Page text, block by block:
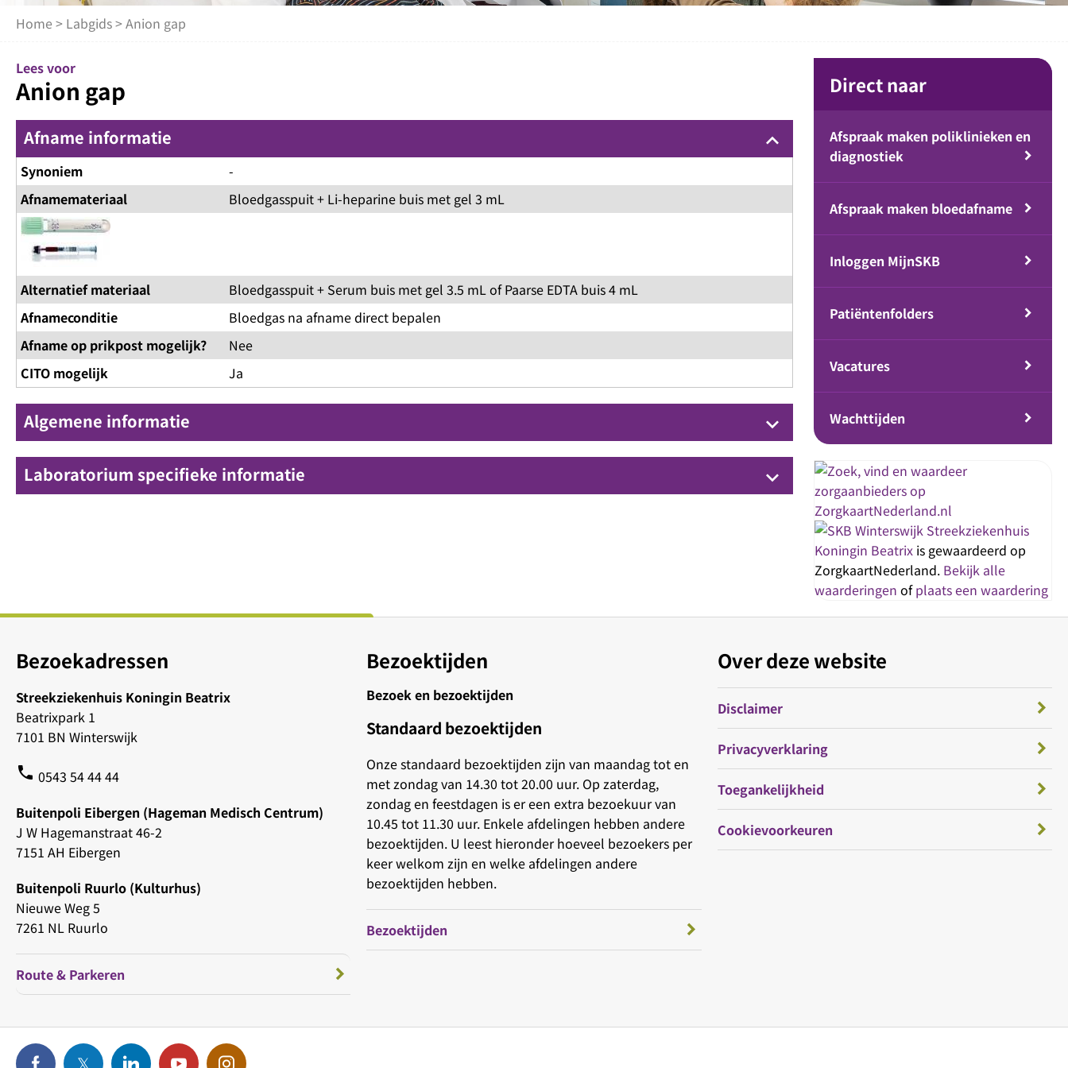
Home > Labgids> Anion gap
Lees voor
Anion gap
Afname informatie keyboard_arrow_up
Synoniem
-
Afnamemateriaal
Bloedgasspuit + Li-heparine buis met gel 3 mL
Alternatief materiaal
Bloedgasspuit + Serum buis met gel 3.5 mL of Paarse EDTA buis 4 mL
Afnameconditie
Bloedgas na afname direct bepalen
Afname op prikpost mogelijk?
Nee
CITO mogelijk
Ja
Algemene informatie keyboard_arrow_down
Laboratorium specifieke informatie keyboard_arrow_down
Direct naar
Afspraak maken poliklinieken en
diagnostiek
Afspraak maken bloedafname
Inloggen MijnSKB
Patiëntenfolders
Vacatures
Wachttijden
Streekziekenhuis
Koningin Beatrix is gewaardeerd op
ZorgkaartNederland. Bekijk alle
waarderingen ofplaats een waardering
Bezoekadressen
Streekziekenhuis Koningin Beatrix
Beatrixpark 1
7101 BN Winterswijk
phone 0543 54 44 44
Buitenpoli Eibergen (Hageman Medisch Centrum)
J W Hagemanstraat 46-2
7151 AH Eibergen
Buitenpoli Ruurlo (Kulturhus)
Nieuwe Weg 5
7261 NL Ruurlo
Route & Parkeren
Bezoektijden
Bezoek en bezoektijden
Standaard bezoektijden
Onze standaard bezoektijden zijn van maandag tot en
met zondag van 14.30 tot 20.00 uur. Op zaterdag,
zondag en feestdagen is er een extra bezoekuur van
10.45 tot 11.30 uur. Enkele afdelingen hebben andere
bezoektijden. U leest hieronder hoeveel bezoekers per
keer welkom zijn en welke afdelingen andere
bezoektijden hebben.
Bezoektijden
Over deze website
Disclaimer
Privacyverklaring
Toegankelijkheid
Cookievoorkeuren